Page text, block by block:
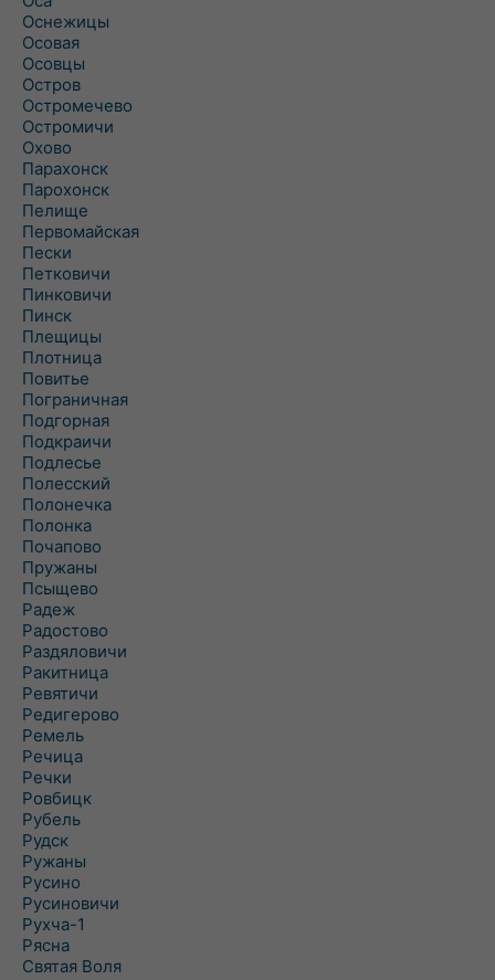
Оснежицы
Осовая
Осовцы
Остров
Остромечево
Остромичи
Охово
Парахонск
Парохонск
Пелище
Первомайская
Пески
Петковичи
Пинковичи
Пинск
Плещицы
Плотница
Повитье
Пограничная
Подгорная
Подкраичи
Подлесье
Полесский
Полонечка
Полонка
Почапово
Пружаны
Псыщево
Радеж
Радостово
Раздяловичи
Ракитница
Ревятичи
Редигерово
Ремель
Речица
Речки
Ровбицк
Рубель
Рудск
Ружаны
Русино
Русиновичи
Рухча-1
Рясна
Святая Воля